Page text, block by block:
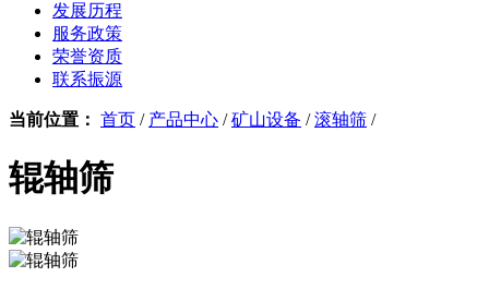
发展历程
服务政策
荣誉资质
联系振源
当前位置： 首页 / 产品中心 / 矿山设备 / 滚轴筛 /
辊轴筛